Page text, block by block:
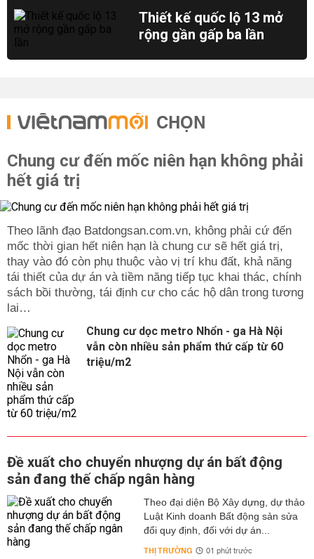
Thiết kế quốc lộ 13 mở
rộng gần gấp ba lần
CHỌN
Chung cư đến mốc niên hạn không phải
hết giá trị
Theo lãnh đạo Batdongsan.com.vn, không phải cứ đến
mốc thời gian hết niên hạn là chung cư sẽ hết giá trị,
thay vào đó còn phụ thuộc vào vị trí khu đất, khả năng
tái thiết của dự án và tiềm năng tiếp tục khai thác, chính
sách bồi thường, tái định cư cho các hộ dân trong tương
lai…
Chung cư dọc metro Nhổn - ga Hà Nội
vẫn còn nhiều sản phẩm thứ cấp từ 60
triệu/m2
Đề xuất cho chuyển nhượng dự án bất động
sản đang thế chấp ngân hàng
Theo đại diện Bộ Xây dựng, dự thảo
Luật Kinh doanh Bất động sản sửa
đổi quy định, đối với dự án...
THỊ TRƯỜNG 01 phút trước